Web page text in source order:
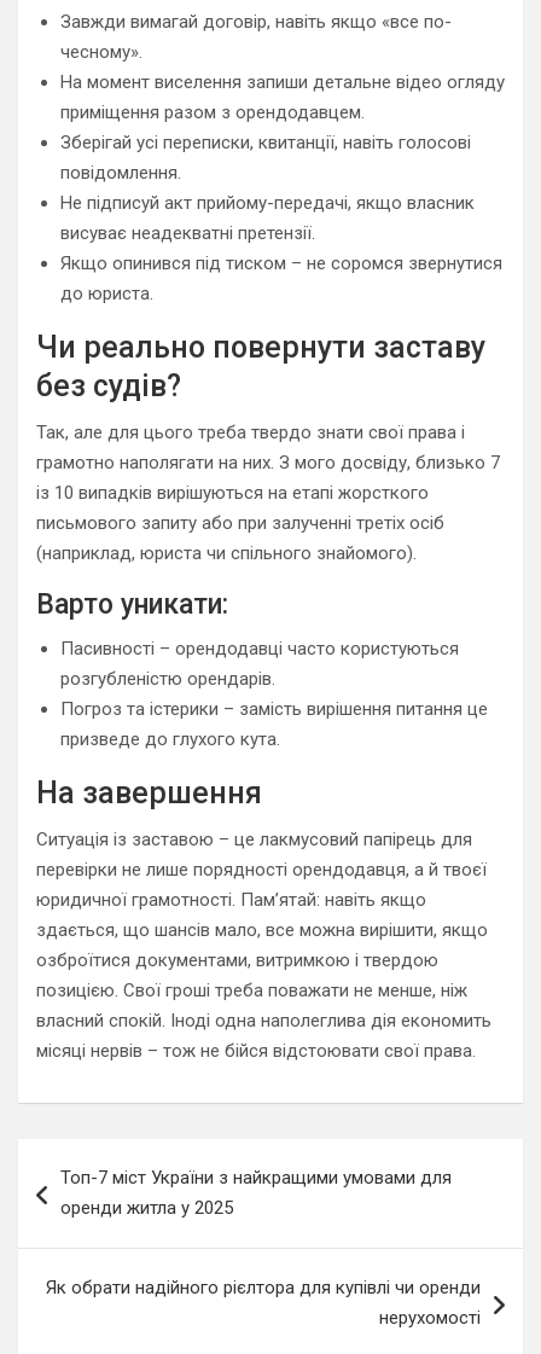
Завжди вимагай договір, навіть якщо «все по-
чесному».
На момент виселення запиши детальне відео огляду
приміщення разом з орендодавцем.
Зберігай усі переписки, квитанції, навіть голосові
повідомлення.
Не підписуй акт прийому-передачі, якщо власник
висуває неадекватні претензії.
Якщо опинився під тиском – не соромся звернутися
до юриста.
Чи реально повернути заставу
без судів?
Так, але для цього треба твердо знати свої права і
грамотно наполягати на них. З мого досвіду, близько 7
із 10 випадків вирішуються на етапі жорсткого
письмового запиту або при залученні третіх осіб
(наприклад, юриста чи спільного знайомого).
Варто уникати:
Пасивності – орендодавці часто користуються
розгубленістю орендарів.
Погроз та істерики – замість вирішення питання це
призведе до глухого кута.
На завершення
Ситуація із заставою – це лакмусовий папірець для
перевірки не лише порядності орендодавця, а й твоєї
юридичної грамотності. Пам’ятай: навіть якщо
здається, що шансів мало, все можна вирішити, якщо
озброїтися документами, витримкою і твердою
позицією. Свої гроші треба поважати не менше, ніж
власний спокій. Іноді одна наполеглива дія економить
місяці нервів – тож не бійся відстоювати свої права.
по
Топ-7 міст України з найкращими умовами для
оренди житла у 2025
Як обрати надійного рієлтора для купівлі чи оренди
нерухомості